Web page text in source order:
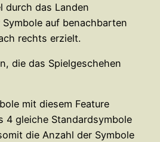
durch das Landen
auf benachbarten
rechts erzielt.
die das Spielgeschehen
mit diesem Feature
4 gleiche Standardsymbole
die Anzahl der Symbole